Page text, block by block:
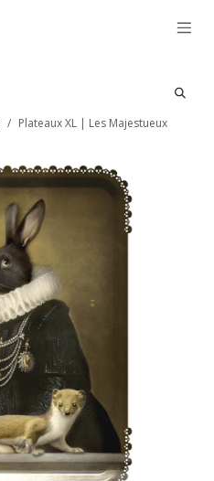
Plateaux XL | Les Majestueux